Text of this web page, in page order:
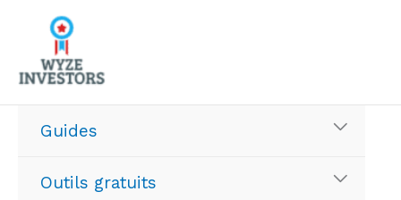
contenu
Guides
Outils gratuits